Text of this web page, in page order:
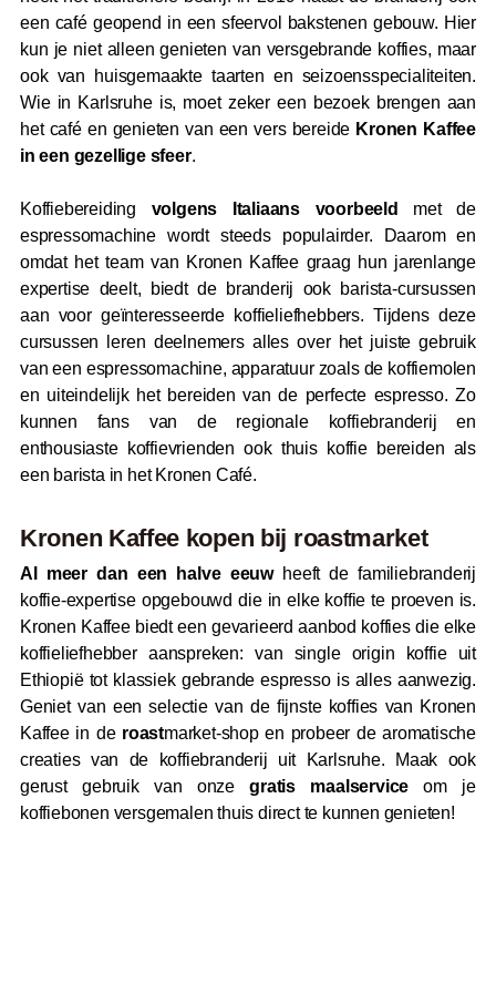
een café geopend in een sfeervol bakstenen gebouw. Hier
kun je niet alleen genieten van versgebrande koffies, maar
ook van huisgemaakte taarten en seizoensspecialiteiten.
Wie in Karlsruhe is, moet zeker een bezoek brengen aan
het café en genieten van een vers bereide Kronen Kaffee
in een gezellige sfeer.
Koffiebereiding volgens Italiaans voorbeeld
met de
espressomachine wordt steeds populairder. Daarom en
omdat het team van Kronen Kaffee graag hun jarenlange
expertise deelt, biedt de branderij ook barista-cursussen
aan voor geïnteresseerde koffieliefhebbers. Tijdens deze
cursussen leren deelnemers alles over het juiste gebruik
van een espressomachine, apparatuur zoals de koffiemolen
en uiteindelijk het bereiden van de perfecte espresso. Zo
kunnen fans van de regionale koffiebranderij en
enthousiaste koffievrienden ook thuis koffie bereiden als
een barista in het Kronen Café.
Kronen Kaffee kopen bij roastmarket
Al meer dan een halve eeuwheeft de familiebranderij
koffie-expertise opgebouwd die in elke koffie te proeven is.
Kronen Kaffee biedt een gevarieerd aanbod koffies die elke
koffieliefhebber aanspreken: van single origin koffie uit
Ethiopië tot klassiek gebrande espresso is alles aanwezig.
Geniet van een selectie van de fijnste koffies van Kronen
Kaffee in de roastmarket-shop en probeer de aromatische
creaties van de koffiebranderij uit Karlsruhe. Maak ook
gerust gebruik van onzegratis maalservice om je
koffiebonen versgemalen thuis direct te kunnen genieten!